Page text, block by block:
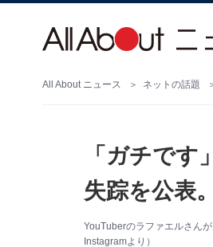
All About ニュース ネットの話題
「ガチで
失踪を公表
YouTuberのラファエルさん
Instagramより）